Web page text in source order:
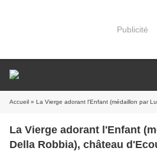
Publicité
Accueil » La Vierge adorant l'Enfant (médaillon par
La Vierge adorant l'Enfant
Della Robbia), château